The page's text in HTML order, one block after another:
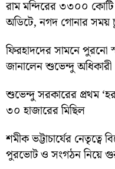
রাম মন্দিরের ৩৩০০
অডিটে, নগদ গোনার সময়
ফিরহাদদের সামনে পুরনো
জানালেন শুভেন্দু অধিকারী
শুভেন্দু সরকারের প্রথম
৩০ হাজারের মিছিল
শমীক ভট্টাচার্যের
পুরভোট ও সংগঠন নিয়ে